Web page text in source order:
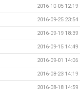
2016-10-05 12:19
2016-09-25 23:54
2016-09-19 18:39
2016-09-15 14:49
2016-09-01 14:06
2016-08-23 14:19
2016-08-18 14:59